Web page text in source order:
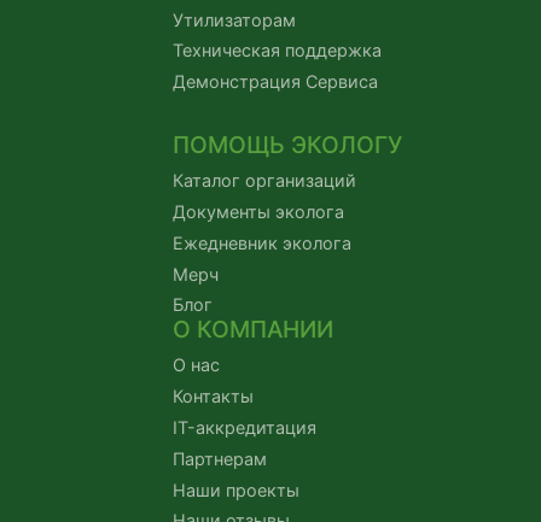
Утилизаторам
Техническая поддержка
Демонстрация Сервиса
ПОМОЩЬ ЭКОЛОГУ
Каталог организаций
Документы эколога
Ежедневник эколога
Мерч
Блог
О КОМПАНИИ
О нас
Контакты
IT-аккредитация
Партнерам
Наши проекты